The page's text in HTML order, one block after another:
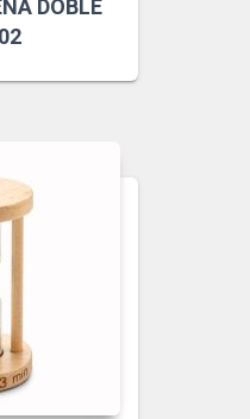
DOBLE